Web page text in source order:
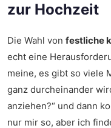
zur Hochzeit
Die Wahl von festliche
echt eine
meine, es gibt so viele
ganz durcheinander
anziehen?“ und dann
nur mir so, aber ich